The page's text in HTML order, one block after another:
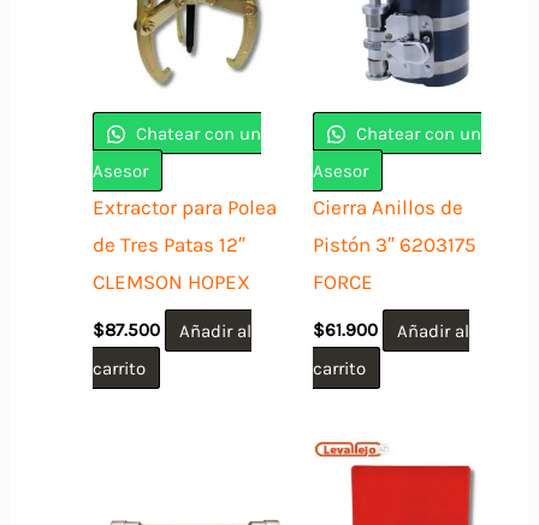
Chatear con un
Asesor
Extractor para Polea
de Tres Patas 12″
CLEMSON HOPEX
$87.500
Añadir al
carrito
Chatear con un
Asesor
Cierra Anillos de
Pistón 3″ 6203175
FORCE
$61.900
Añadir al
carrito